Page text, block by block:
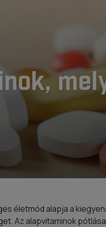
életmód alapja a
Az alapvitaminok